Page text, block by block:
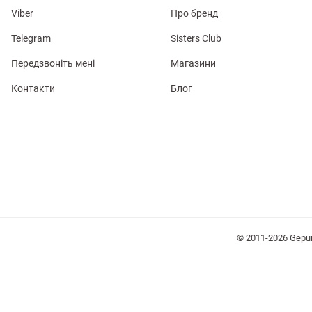
Viber
Telegram
Передзвоніть мені
Контакти
Про бренд
Sisters Club
Магазини
Блог
© 2011-2026